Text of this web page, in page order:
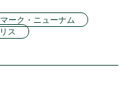
マーク・ニューナム
ス